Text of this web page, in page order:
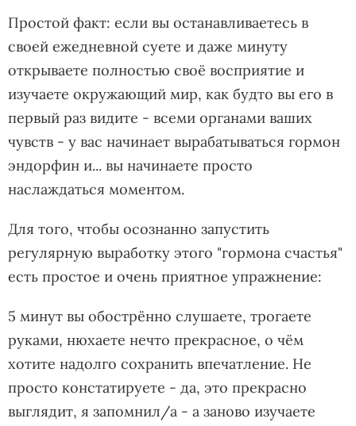
Простой факт: если вы останавливаетесь в
своей ежедневной суете и даже минуту
открываете полностью своё восприятие и
изучаете окружающий мир, как будто вы его в
первый раз видите - всеми органами ваших
чувств - у вас начинает вырабатываться гормон
эндорфин и... вы начинаете просто
наслаждаться моментом.
Для того, чтобы осознанно запустить
регулярную выработку этого "гормона счастья"
есть простое и очень приятное упражнение:
5 минут вы обострённо слушаете, трогаете
руками, нюхаете нечто прекрасное, о чём
хотите надолго сохранить впечатление. Не
просто констатируете - да, это прекрасно
выглядит, я запомнил/а - а заново изучаете